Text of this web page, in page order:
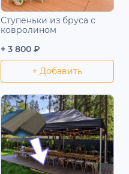
Ступеньки из бруса с
ковролином
+ 3 800 ₽
+ Добавить